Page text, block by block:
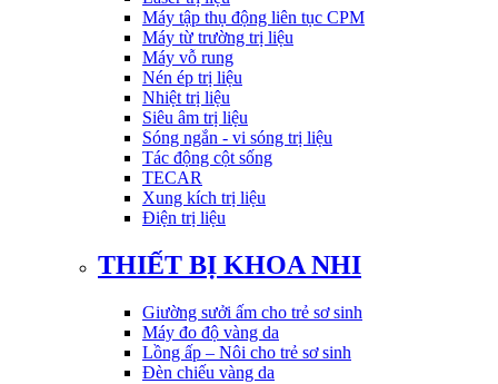
Máy tập thụ động liên tục CPM
Máy từ trường trị liệu
Máy vỗ rung
Nén ép trị liệu
Nhiệt trị liệu
Siêu âm trị liệu
Sóng ngắn - vi sóng trị liệu
Tác động cột sống
TECAR
Xung kích trị liệu
Điện trị liệu
THIẾT BỊ KHOA NHI
Giường sưởi ấm cho trẻ sơ sinh
Máy đo độ vàng da
Lồng ấp – Nôi cho trẻ sơ sinh
Đèn chiếu vàng da